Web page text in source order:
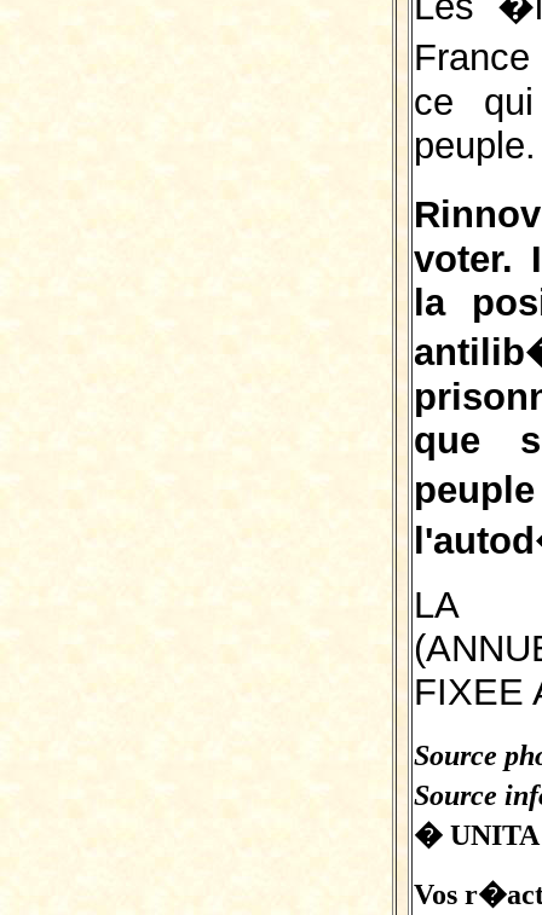
ce
peuple.
voter.
la
que
LA
FIXEE
Source
Source
� UNITA
Vos